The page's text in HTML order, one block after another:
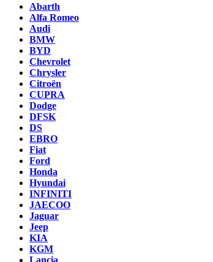
Abarth
Alfa Romeo
Audi
BMW
BYD
Chevrolet
Chrysler
Citroën
CUPRA
Dodge
DFSK
DS
EBRO
Fiat
Ford
Honda
Hyundai
INFINITI
JAECOO
Jaguar
Jeep
KIA
KGM
Lancia